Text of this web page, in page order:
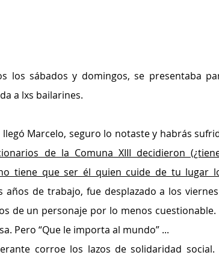
los sábados y domingos, se presentaba
a lxs bailarines.
Marcelo, seguro lo notaste y habrás
de la Comuna XIII decidieron
tiene que ser él quien cuide de tu lugar
años de trabajo, fue desplazado a los
de un personaje por lo menos cuestionable.
Pero “Que le importa al mundo” ...
corroe los lazos de solidaridad social.